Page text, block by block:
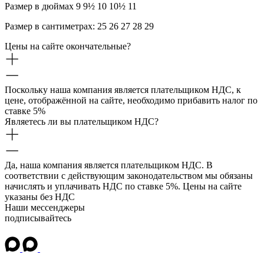
Размер в дюймах 9 9½ 10 10½ 11
Размер в сантиметрах: 25 26 27 28 29
Цены на сайте окончательные?
Поскольку наша компания является плательщиком НДС, к
цене, отображённой на сайте, необходимо прибавить налог по
ставке 5%
Являетесь ли вы плательщиком НДС?
Да, наша компания является плательщиком НДС. В
соответствии с действующим законодательством мы обязаны
начислять и уплачивать НДС по ставке 5%. Цены на сайте
указаны без НДС
Наши мессенджеры
подписывайтесь